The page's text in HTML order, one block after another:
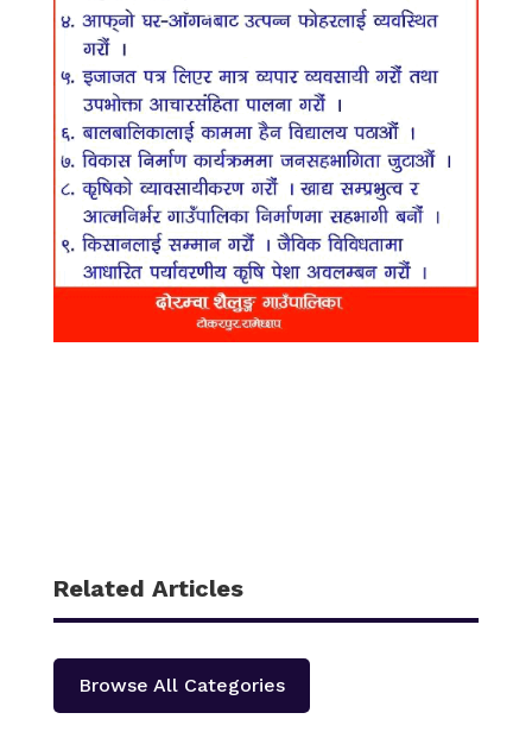
Related Articles
Browse All Categories